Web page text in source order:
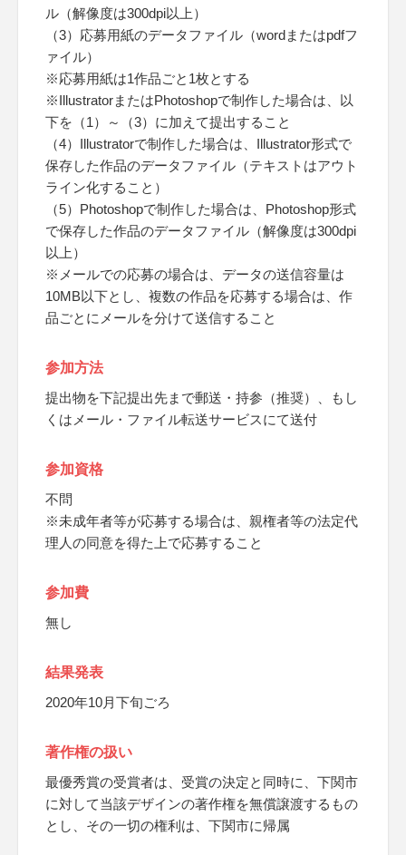
ル（解像度は300dpi以上）
（3）応募用紙のデータファイル（wordまたはpdfフ
ァイル）
※応募用紙は1作品ごと1枚とする
※IllustratorまたはPhotoshopで制作した場合は、以
下を（1）～（3）に加えて提出すること
（4）Illustratorで制作した場合は、Illustrator形式で
保存した作品のデータファイル（テキストはアウト
ライン化すること）
（5）Photoshopで制作した場合は、Photoshop形式
で保存した作品のデータファイル（解像度は300dpi
以上）
※メールでの応募の場合は、データの送信容量は
10MB以下とし、複数の作品を応募する場合は、作
品ごとにメールを分けて送信すること
参加方法
提出物を下記提出先まで郵送・持参（推奨）、もし
くはメール・ファイル転送サービスにて送付
参加資格
不問
※未成年者等が応募する場合は、親権者等の法定代
理人の同意を得た上で応募すること
参加費
無し
結果発表
2020年10月下旬ごろ
著作権の扱い
最優秀賞の受賞者は、受賞の決定と同時に、下関市
に対して当該デザインの著作権を無償譲渡するもの
とし、その一切の権利は、下関市に帰属